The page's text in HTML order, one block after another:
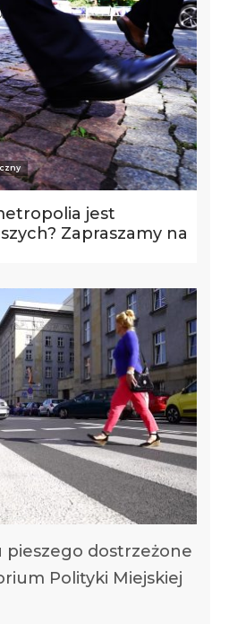
jest
Zapraszamy na
dostrzeżone
Polityki Miejskiej